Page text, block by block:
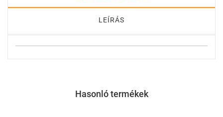
LEÍRÁS
Hasonló termékek